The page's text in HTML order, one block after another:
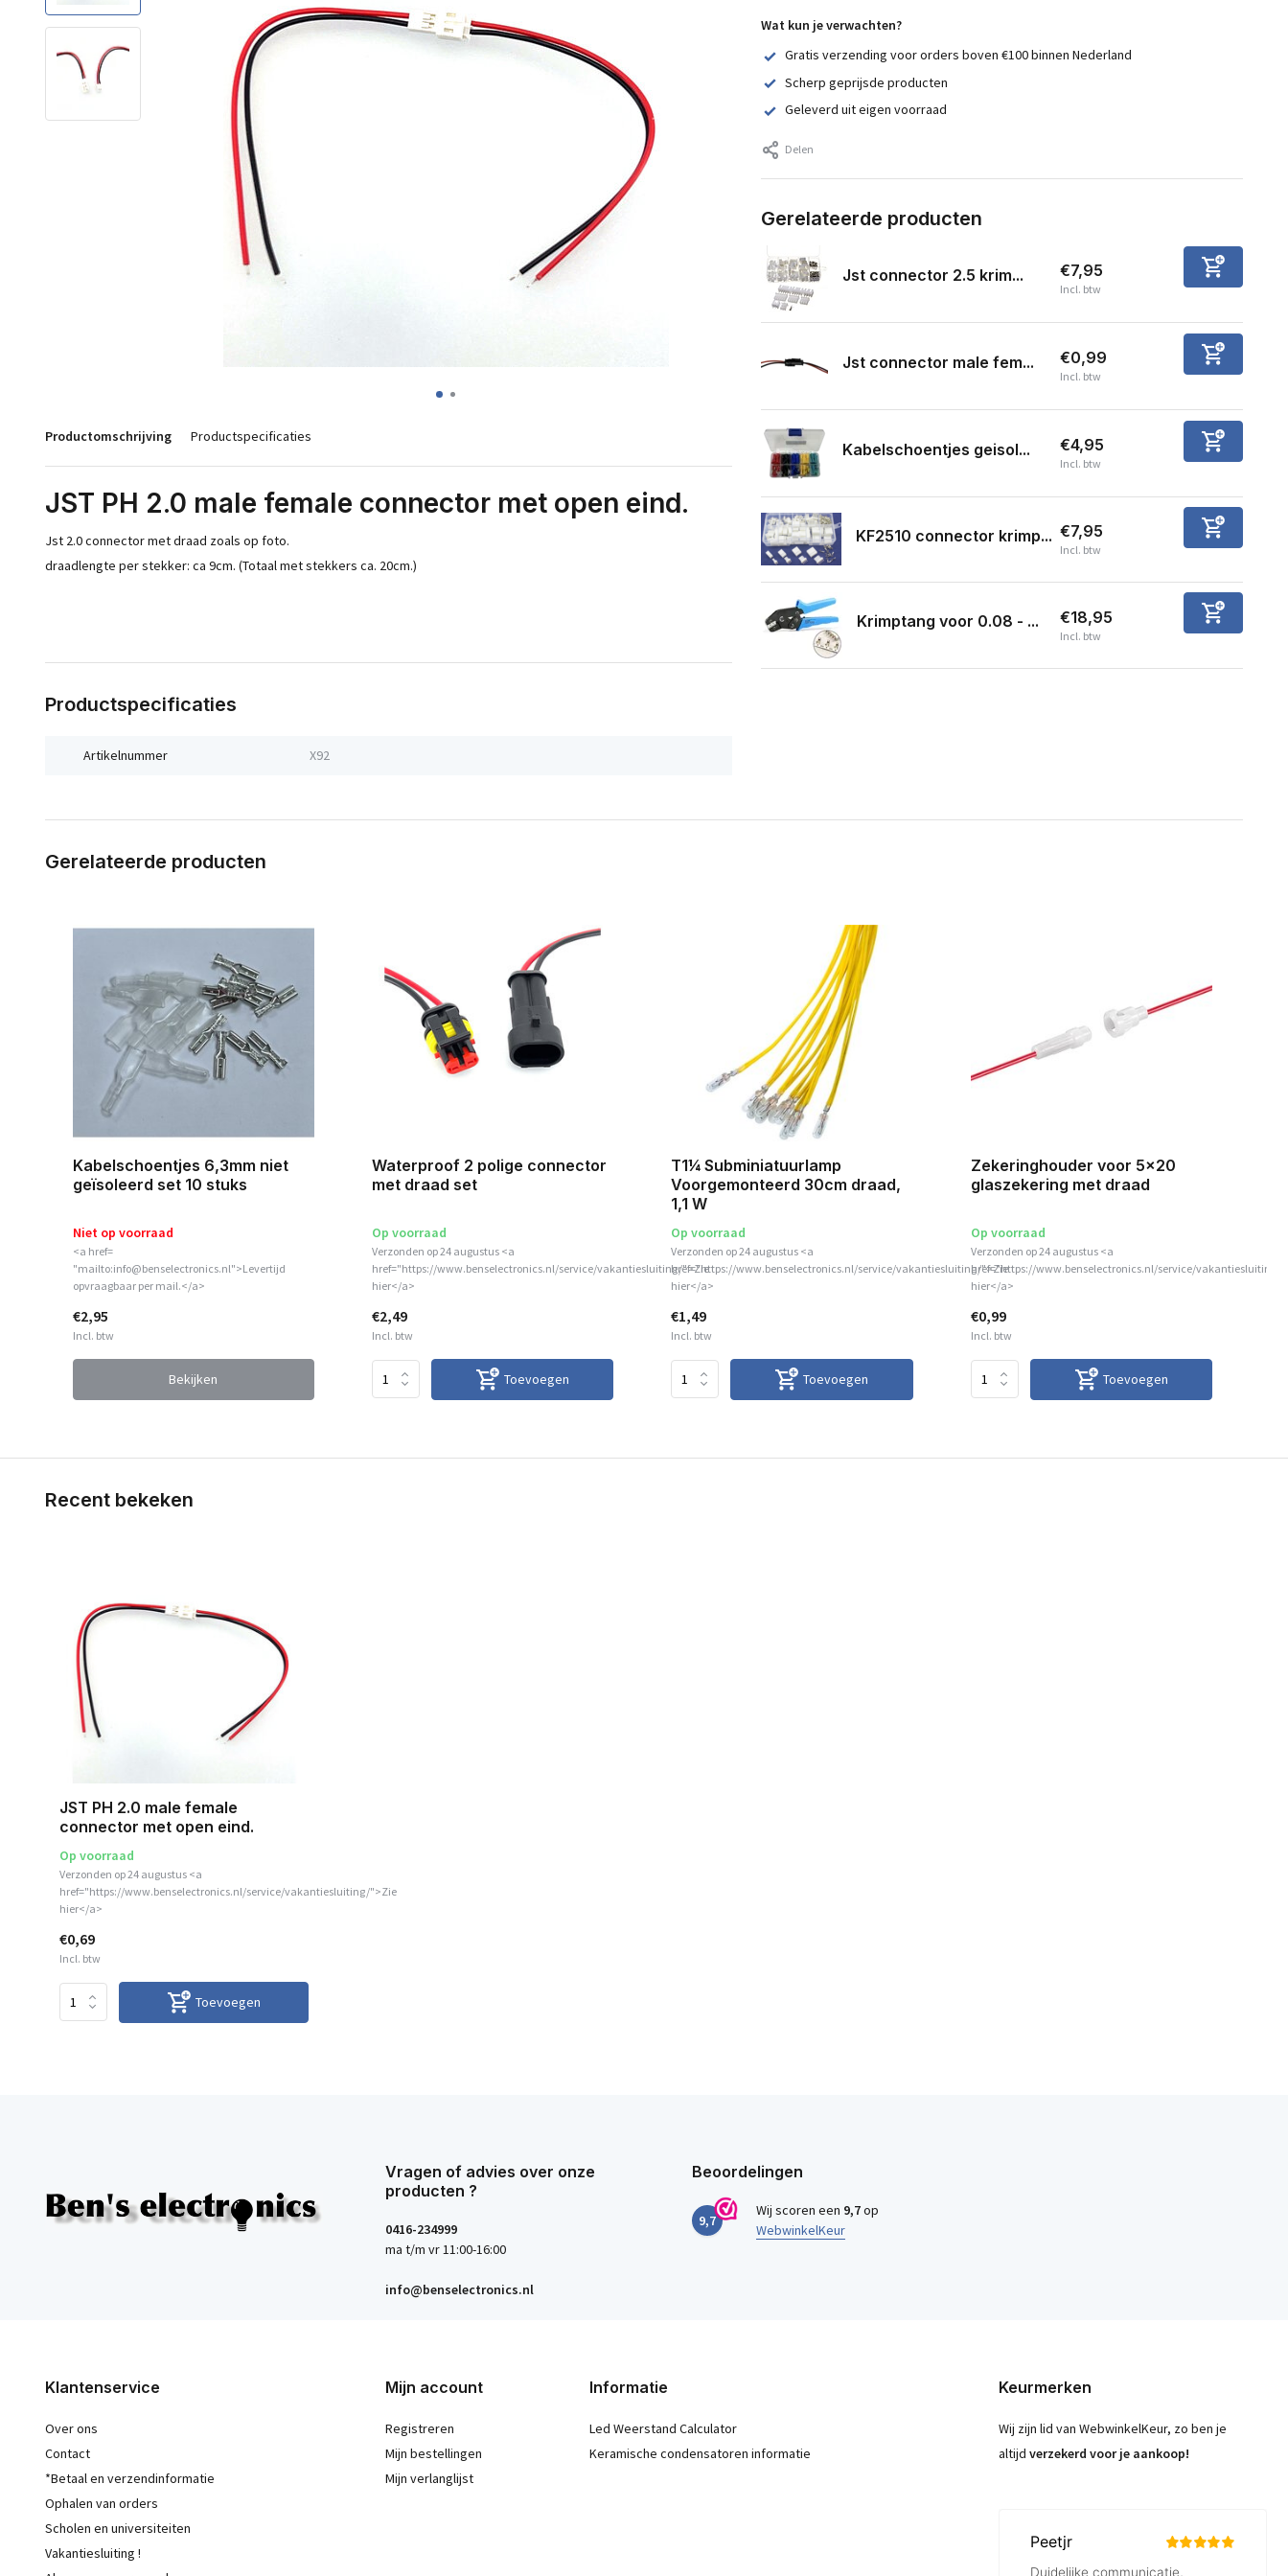
Productomschrijving Productspecificaties
JST PH 2.0 male female connector met open eind.
Jst 2.0 connector met draad zoals op foto.
draadlengte per stekker: ca 9cm. (Totaal met stekkers ca. 20cm.)
Productspecificaties
Artikelnummer X92
Wat kun je verwachten?
Gratis verzending voor orders boven €100 binnen Nederland
Scherp geprijsde producten
Geleverd uit eigen voorraad
Delen
Gerelateerde producten
Jst connector 2.5 krim... €7,95
Incl. btw
Jst connector male fem... €0,99
Incl. btw
Kabelschoentjes geisol... €4,95
Incl. btw
KF2510 connector krimp... €7,95
Incl. btw
Krimptang voor 0.08 - ... €18,95
Incl. btw
Gerelateerde producten
Kabelschoentjes 6,3mm niet
geïsoleerd set 10 stuks
Niet op voorraad
<a href=
"mailto:info@benselectronics.nl">Levertijd
opvraagbaar per mail.</a>
€2,95
Incl. btw
Bekijken
Waterproof 2 polige connector
met draad set
Op voorraad
Verzonden op 24 augustus <a
href="https://www.benselectronics.nl/service/vakantiesluiting/">Zie
hier</a>
€2,49
Incl. btw
Toevoegen
T1¼ Subminiatuurlamp
Voorgemonteerd 30cm draad,
1,1 W
Op voorraad
Verzonden op 24 augustus <a
href="https://www.benselectronics.nl/service/vakantiesluiting/">Zie
hier</a>
€1,49
Incl. btw
Toevoegen
Zekeringhouder voor 5x20
glaszekering met draad
Op voorraad
Verzonden op 24 augustus <a
href="https://www.benselectronics.nl/service/vakantiesluiting/
hier</a>
€0,99
Incl. btw
Toevoegen
Recent bekeken
JST PH 2.0 male female
connector met open eind.
Op voorraad
Verzonden op 24 augustus <a
href="https://www.benselectronics.nl/service/vakantiesluiting/">Zie
hier</a>
€0,69
Incl. btw
Toevoegen
Vragen of advies over onze
producten ?
0416-234999
ma t/m vr 11:00-16:00
info@benselectronics.nl
Beoordelingen
9,7
Wij scoren een 9,7op
WebwinkelKeur
Klantenservice
Over ons
Contact
*Betaal en verzendinformatie
Ophalen van orders
Scholen en universiteiten
Vakantiesluiting !
Mijn account
Registreren
Mijn bestellingen
Mijn verlanglijst
Informatie
Led Weerstand Calculator
Keramische condensatoren informatie
Keurmerken
Wij zijn lid van WebwinkelKeur, zo ben je
altijd verzekerd voor je aankoop!